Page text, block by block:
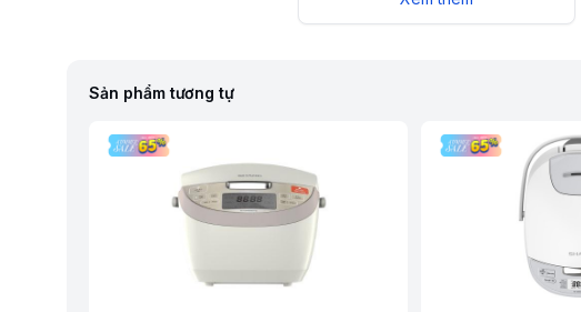
Sản phẩm tương tự